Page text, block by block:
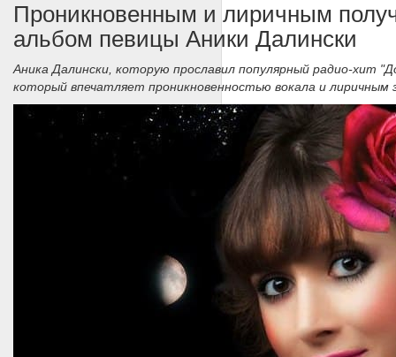
Проникновенным и лиричным
альбом певицы Аники Далински
Аника Далински, которую прославил популярный радио-хит
который впечатляет проникновенностью вокала и лиричным